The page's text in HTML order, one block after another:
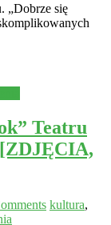
„Dobrze się
Teatru
kultura,